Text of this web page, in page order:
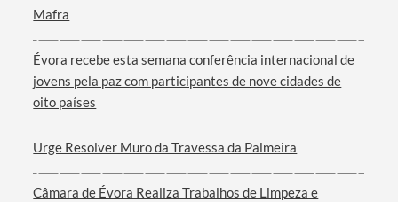
Mafra
Évora recebe esta semana conferência internacional de
jovens pela paz com participantes de nove cidades de
oito países
Urge Resolver Muro da Travessa da Palmeira
Câmara de Évora Realiza Trabalhos de Limpeza e